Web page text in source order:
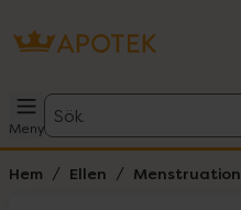
Meny
Sök
Hem Ellen Menstruation